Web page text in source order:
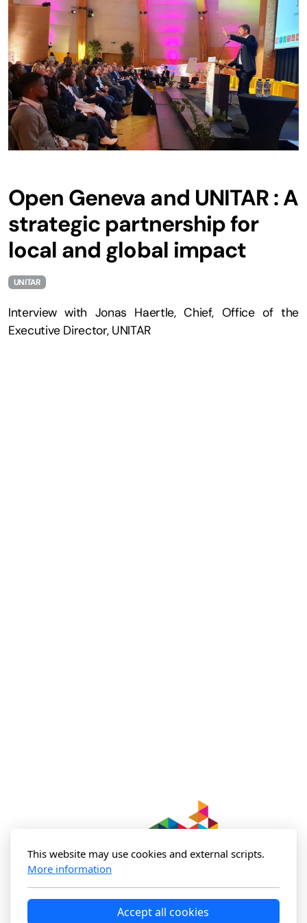
Open Geneva and UNITAR : A
strategic partnership for
local and global impact
UNITAR
Interview with Jonas Haertle, Chief, Office of the
Executive Director, UNITAR
Rejoins la communauté
This website may use cookies and external scripts.
More information
Accept all cookies
Hackathons
Sustainable Finance Hack
Smart City Xperience
SDG Open Hack!
Le projet ULTIMO
L'expérience du hackathon
Certification
Ressources